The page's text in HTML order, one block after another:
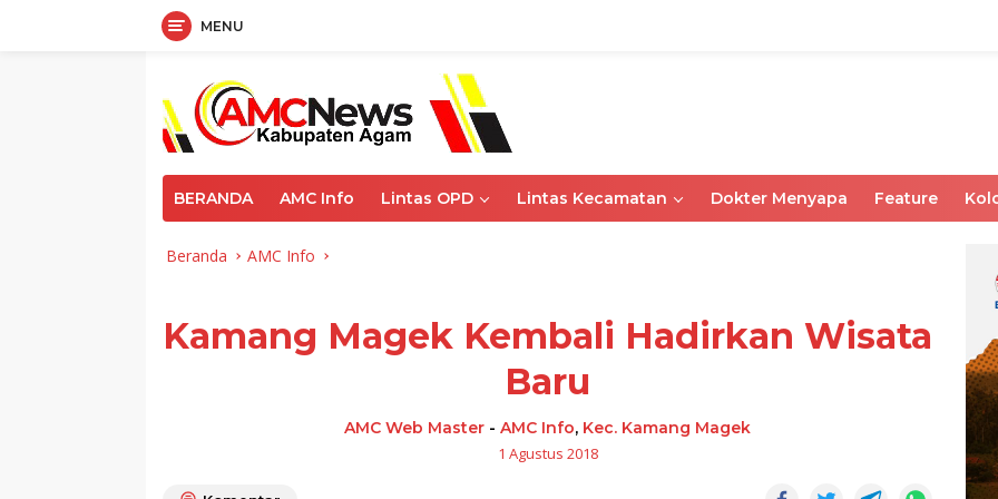
MENU
BERANDA AMC Info Lintas OPD Lintas Kecamatan Dokter Menyapa Feature
Beranda AMC Info
Kamang Magek Kembali Hadirkan Wisata
Baru
AMC Web Master -AMC Info, Kec. Kamang Magek
1 Agustus 2018